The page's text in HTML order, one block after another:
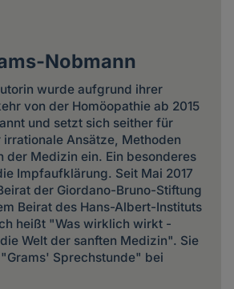
Nobmann
wurde aufgrund ihrer
von der Homöopathie ab 2015
und setzt sich seither für
Ansätze, Methoden
der Medizin ein. Ein besonderes
Impfaufklärung. Seit Mai 2017
der Giordano-Bruno-Stiftung
Beirat des Hans-Albert-Instituts
heißt "Was wirklich wirkt -
Welt der sanften Medizin". Sie
Sprechstunde" bei